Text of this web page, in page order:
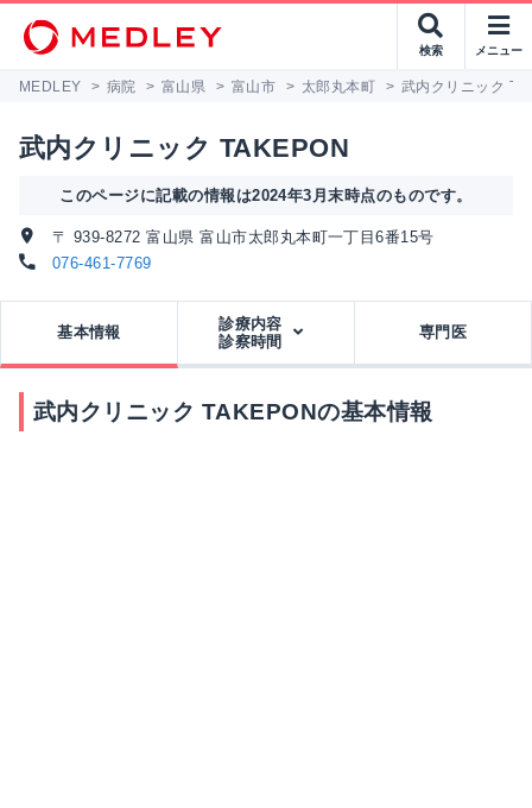
検索 メニュー
MEDLEY > 病院 > 富山県 > 富山市 > 太郎丸本町 > 武内クリニック
武内クリニック TAKEPON
このページに記載の情報は2024年3月末時点のものです。
〒 939-8272 富山県 富山市太郎丸本町一丁目6番15号
076-461-7769
基本情報
診療内容
診察時間
専門医
武内クリニック TAKEPONの基本情報